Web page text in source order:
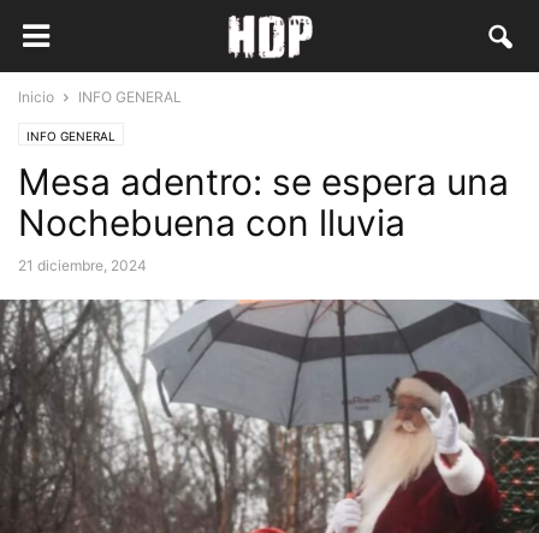
Inicio INFO GENERAL
INFO GENERAL
Mesa adentro: se espera una
Nochebuena con lluvia
21 diciembre, 2024